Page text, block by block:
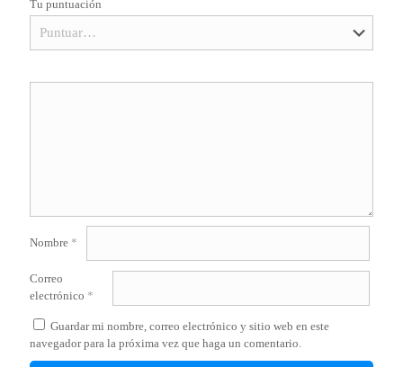
Tu puntuación
Nombre *
Correo
electrónico *
Guardar mi nombre, correo electrónico y sitio web en este
navegador para la próxima vez que haga un comentario.